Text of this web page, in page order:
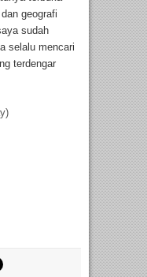
geografi
sudah
selalu mencari
terdengar